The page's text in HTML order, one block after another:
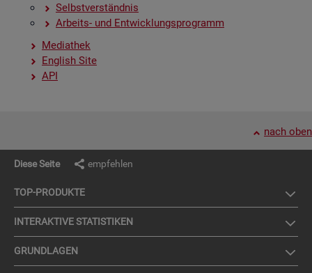
Selbst­ver­ständ­nis
Ar­beits- und Ent­wick­lungs­pro­gramm
Me­dia­thek
English Site
API
nach oben
Diese Seite empfehlen
TOP-PRO­DUK­TE
IN­TER­AK­TI­VE STA­TIS­TI­KEN
GRUND­LA­GEN